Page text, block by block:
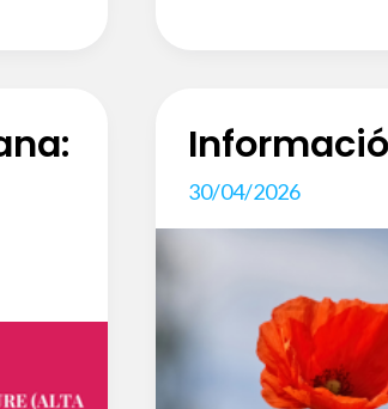
alumnat
institut)
30/04/2026